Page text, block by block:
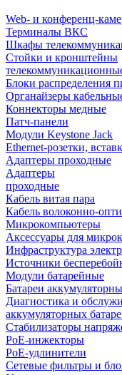
Web- и конференц-
Терминалы ВКС
Шкафы
Стойки и кронштейны
Блоки распределения
Органайзеры
Коннекторы медные
Патч-панели
Модули Keystone Jack
Ethernet-розетки,
Адаптеры проходные
Адаптеры
проходные
Кабель витая пара
Кабель волоконно-
Микрокомпьютеры
Аксессуары для
Инфраструктура
Источники
Модули батарейные
Батареи
Диагностика и
аккумуляторных
Стабилизаторы
PoE-инжекторы
PoE-удлинители
Сетевые фильтры и